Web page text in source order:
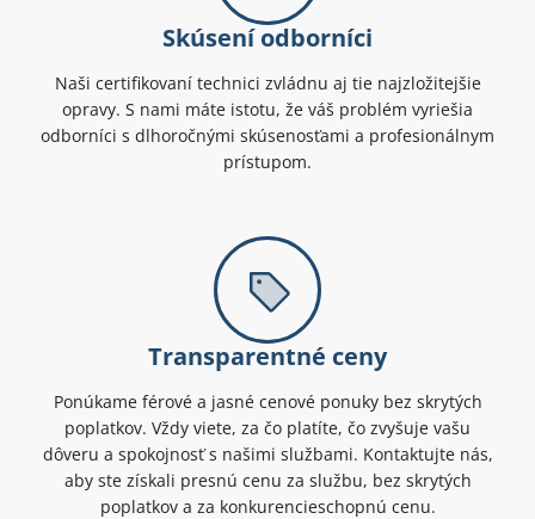
Skúsení odborníci
Naši certifikovaní technici zvládnu aj tie najzložitejšie
opravy. S nami máte istotu, že váš problém vyriešia
odborníci s dlhoročnými skúsenosťami a profesionálnym
prístupom.
Transparentné ceny
Ponúkame férové a jasné cenové ponuky bez skrytých
poplatkov. Vždy viete, za čo platíte, čo zvyšuje vašu
dôveru a spokojnosť s našimi službami. Kontaktujte nás,
aby ste získali presnú cenu za službu, bez skrytých
poplatkov a za konkurencieschopnú cenu.